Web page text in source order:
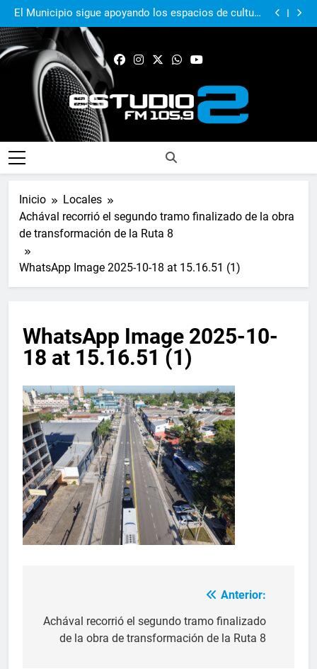
su primer aniversario
El Municipio sigue apoyando los espacios de cultura
e identidad
Real Pilar sumó en Quilmes y sigue firme en zona de
Murió Jorge Messi, el papá del 10 de la selección
El Municipio acompañó al Centro Papa Francisco en
su primer aniversario
El Municipio sigue apoyando los espacios de cultura
Real Pilar sumó en Quilmes y sigue firme en zona de
Reducido
Murió Jorge Messi, el papá del 10 de la selección
argentina
FM Estudio 2
Inicio
Locales
Achával recorrió el segundo tramo finalizado de la obra
de transformación de la Ruta 8
WhatsApp Image 2025-10-18 at 15.16.51 (1)
WhatsApp Image 2025-10-
18 at 15.16.51 (1)
Anterior:
Achával recorrió el segundo tramo finalizado
de la obra de transformación de la Ruta 8